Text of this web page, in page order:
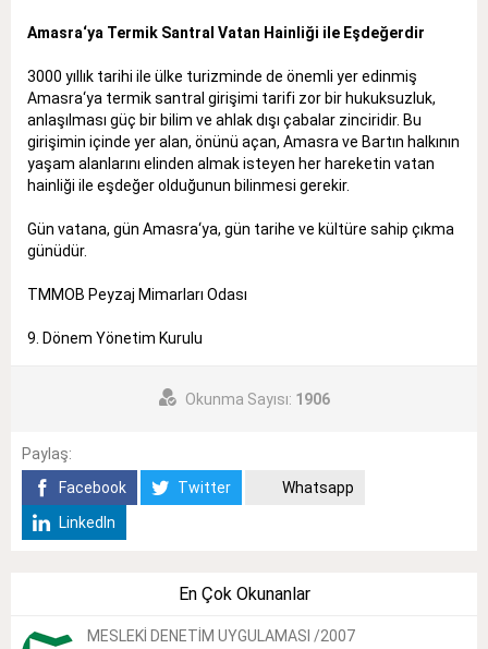
Amasra‘ya Termik Santral Vatan Hainliği ile Eşdeğerdir
3000 yıllık tarihi ile ülke turizminde de önemli yer edinmiş
Amasra‘ya termik santral girişimi tarifi zor bir hukuksuzluk,
anlaşılması güç bir bilim ve ahlak dışı çabalar zinciridir. Bu
girişimin içinde yer alan, önünü açan, Amasra ve Bartın halkının
yaşam alanlarını elinden almak isteyen her hareketin vatan
hainliği ile eşdeğer olduğunun bilinmesi gerekir.
Gün vatana, gün Amasra‘ya, gün tarihe ve kültüre sahip çıkma
günüdür.
TMMOB Peyzaj Mimarları Odası
9. Dönem Yönetim Kurulu
Okunma Sayısı: 1906
Paylaş:
Facebook
Twitter
Whatsapp
LinkedIn
En Çok Okunanlar
MESLEKİ DENETİM UYGULAMASI /2007